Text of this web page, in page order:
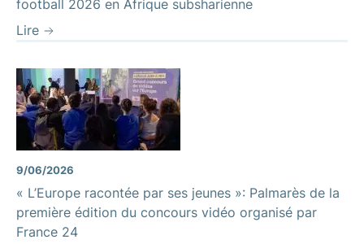
football 2026 en Afrique subsharienne
Lire
9/06/2026
« L’Europe racontée par ses jeunes »: Palmarès de la
première édition du concours vidéo organisé par
France 24